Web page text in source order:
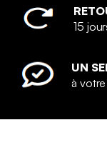
15
UN
à